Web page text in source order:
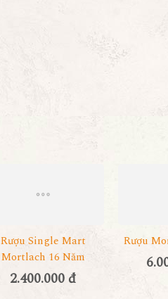
Rượu Single Mart
Mortlach 16 Năm
2.400.000 đ
Rượu